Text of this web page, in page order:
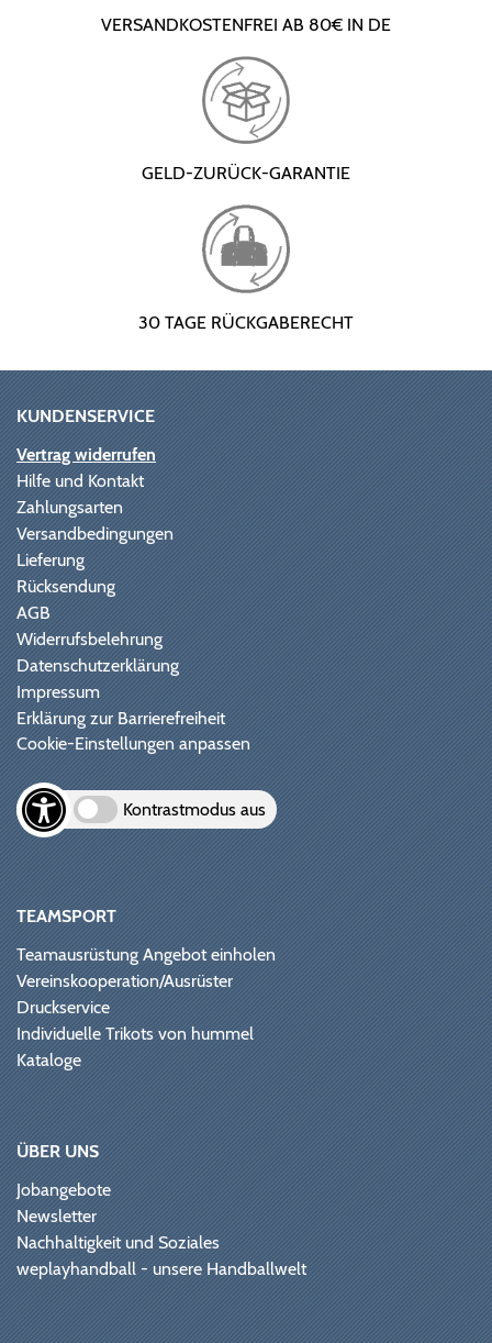
VERSANDKOSTENFREI AB 80€ IN DE
GELD-ZURÜCK-GARANTIE
30 TAGE RÜCKGABERECHT
KUNDENSERVICE
Vertrag widerrufen
Hilfe und Kontakt
Zahlungsarten
Versandbedingungen
Lieferung
Rücksendung
AGB
Widerrufsbelehrung
Datenschutzerklärung
Impressum
Erklärung zur Barrierefreiheit
Cookie-Einstellungen anpassen
Kontrastmodus aus
TEAMSPORT
Teamausrüstung Angebot einholen
Vereinskooperation/Ausrüster
Druckservice
Individuelle Trikots von hummel
Kataloge
ÜBER UNS
Jobangebote
Newsletter
Nachhaltigkeit und Soziales
weplayhandball - unsere Handballwelt